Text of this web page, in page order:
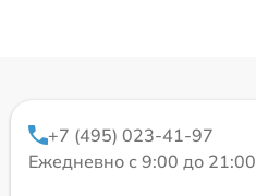
+7 (495) 023-41-97
Ежедневно с 9:00 до 21:00